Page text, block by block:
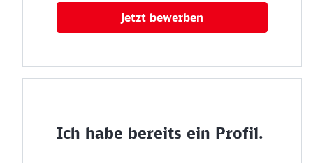
Jetzt bewerben
Ich habe bereits ein Profil.